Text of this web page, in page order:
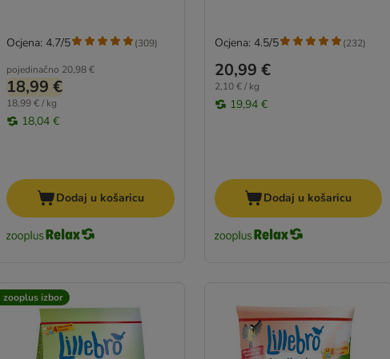
pojedinačno 20,98 €
18,99 €
18,99 € / kg
18,04 €
Ocjena: 4.7/5 (309)
Dodaj u košaricu
20,99 €
2,10 € / kg
19,94 €
Ocjena: 4.5/5 (232)
Dodaj u košaricu
zooplus izbor